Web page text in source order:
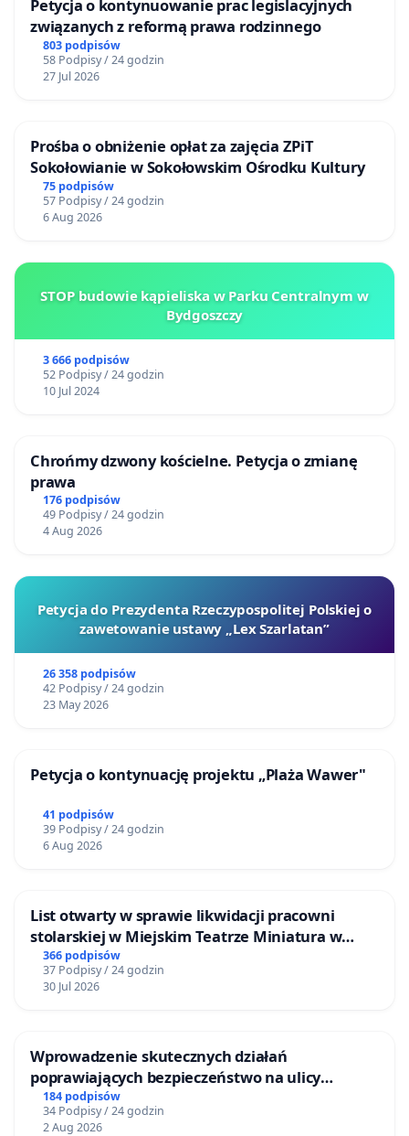
Petycja o kontynuowanie prac legislacyjnych
związanych z reformą prawa rodzinnego
803 podpisów
58 Podpisy / 24 godzin
27 Jul 2026
Prośba o obniżenie opłat za zajęcia ZPiT
Sokołowianie w Sokołowskim Ośrodku Kultury
75 podpisów
57 Podpisy / 24 godzin
6 Aug 2026
STOP budowie kąpieliska w Parku Centralnym w
Bydgoszczy
3 666 podpisów
52 Podpisy / 24 godzin
10 Jul 2024
Chrońmy dzwony kościelne. Petycja o zmianę
prawa
176 podpisów
49 Podpisy / 24 godzin
4 Aug 2026
Petycja do Prezydenta Rzeczypospolitej Polskiej o
zawetowanie ustawy „Lex Szarlatan”
26 358 podpisów
42 Podpisy / 24 godzin
23 May 2026
Petycja o kontynuację projektu „Plaża Wawer"
41 podpisów
39 Podpisy / 24 godzin
6 Aug 2026
List otwarty w sprawie likwidacji pracowni
stolarskiej w Miejskim Teatrze Miniatura w
Gdańsku
366 podpisów
37 Podpisy / 24 godzin
30 Jul 2026
Wprowadzenie skutecznych działań
poprawiających bezpieczeństwo na ulicy
Żeromskiego w Otwocku
184 podpisów
34 Podpisy / 24 godzin
2 Aug 2026